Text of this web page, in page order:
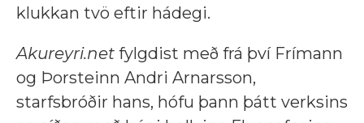
klukkan tvö eftir hádegi.
Akureyri.net fylgdist með frá því Frímann
og Þorsteinn Andri Arnarsson,
starfsbróðir hans, hófu þann þátt verksins